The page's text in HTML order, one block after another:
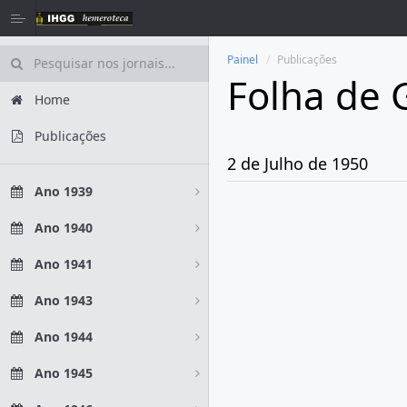
Home
Publicações
Ano 1939
Ano 1940
Ano 1941
Ano 1943
Ano 1944
Ano 1945
Painel Publicações
Folha de
2 de Julho de 1950